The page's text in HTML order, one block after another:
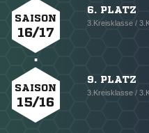
SAISON
16/17
6. PLATZ
3.Kreisklasse /
SAISON
15/16
9. PLATZ
3.Kreisklasse /